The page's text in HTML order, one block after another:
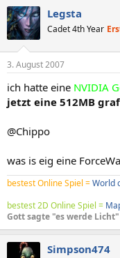
Legsta
Cadet 4th Year
3. August 2007
ich hatte eine NVIDIA
jetzt eine 512MB
@Chippo
was is eig eine
bestest Online Spiel =World
bestest 2D Online Spiel =
Gott sagte "es werde
Simpson474